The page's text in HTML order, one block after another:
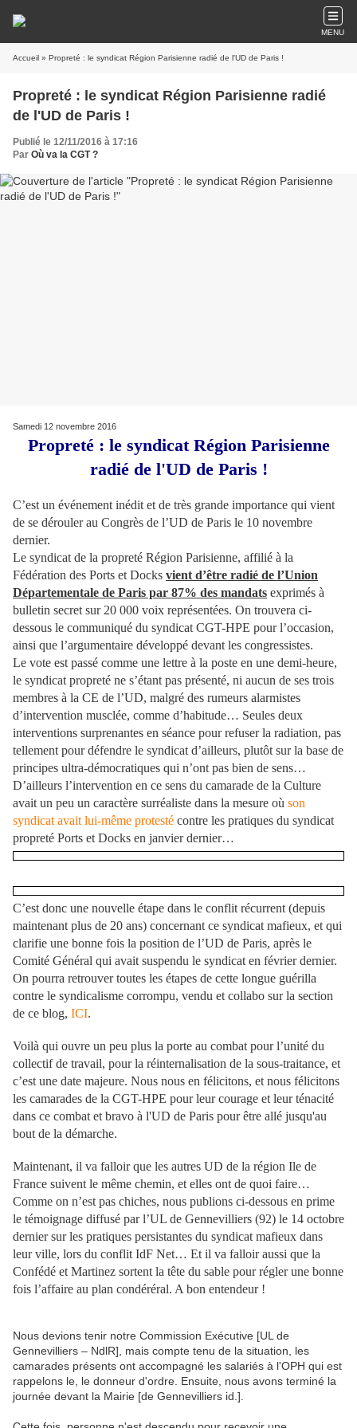
MENU
Accueil » Propreté : le syndicat Région Parisienne radié de l'UD de Paris !
Propreté : le syndicat Région Parisienne radié
de l'UD de Paris !
Publié le 12/11/2016 à 17:16
Par Où va la CGT ?
Samedi 12 novembre 2016
Propreté : le syndicat Région Parisienne
radié de l'UD de Paris !
C’est un événement inédit et de très grande importance qui vient
de se dérouler au Congrès de l’UD de Paris le 10 novembre
dernier.
Le syndicat de la propreté Région Parisienne, affilié à la
Fédération des Ports et Docks vient d’être radié de l’Union
Départementale de Paris par 87% des mandats exprimés à
bulletin secret sur 20 000 voix représentées. On trouvera ci-
dessous le communiqué du syndicat CGT-HPE pour l’occasion,
ainsi que l’argumentaire développé devant les congressistes.
Le vote est passé comme une lettre à la poste en une demi-heure,
le syndicat propreté ne s’étant pas présenté, ni aucun de ses trois
membres à la CE de l’UD, malgré des rumeurs alarmistes
d’intervention musclée, comme d’habitude… Seules deux
interventions surprenantes en séance pour refuser la radiation, pas
tellement pour défendre le syndicat d’ailleurs, plutôt sur la base de
principes ultra-démocratiques qui n’ont pas bien de sens…
D’ailleurs l’intervention en ce sens du camarade de la Culture
avait un peu un caractère surréaliste dans la mesure où son
syndicat avait lui-même protesté contre les pratiques du syndicat
propreté Ports et Docks en janvier dernier…
C’est donc une nouvelle étape dans le conflit récurrent (depuis
maintenant plus de 20 ans) concernant ce syndicat mafieux, et qui
clarifie une bonne fois la position de l’UD de Paris, après le
Comité Général qui avait suspendu le syndicat en février dernier.
On pourra retrouver toutes les étapes de cette longue guérilla
contre le syndicalisme corrompu, vendu et collabo sur la section
de ce blog, ICI.
Voilà qui ouvre un peu plus la porte au combat pour l’unité du
collectif de travail, pour la réinternalisation de la sous-traitance, et
c’est une date majeure. Nous nous en félicitons, et nous félicitons
les camarades de la CGT-HPE pour leur courage et leur ténacité
dans ce combat et bravo à l'UD de Paris pour être allé jusqu'au
bout de la démarche.
Maintenant, il va falloir que les autres UD de la région Ile de
France suivent le même chemin, et elles ont de quoi faire…
Comme on n’est pas chiches, nous publions ci-dessous en prime
le témoignage diffusé par l’UL de Gennevilliers (92) le 14 octobre
dernier sur les pratiques persistantes du syndicat mafieux dans
leur ville, lors du conflit IdF Net… Et il va falloir aussi que la
Confédé et Martinez sortent la tête du sable pour régler une bonne
fois l’affaire au plan condéréral. A bon entendeur !
Nous devions tenir notre Commission Exécutive [UL de
Gennevilliers – NdlR], mais compte tenu de la situation, les
camarades présents ont accompagné les salariés à l'OPH qui est
rappelons le, le donneur d'ordre. Ensuite, nous avons terminé la
journée devant la Mairie [de Gennevilliers id.].